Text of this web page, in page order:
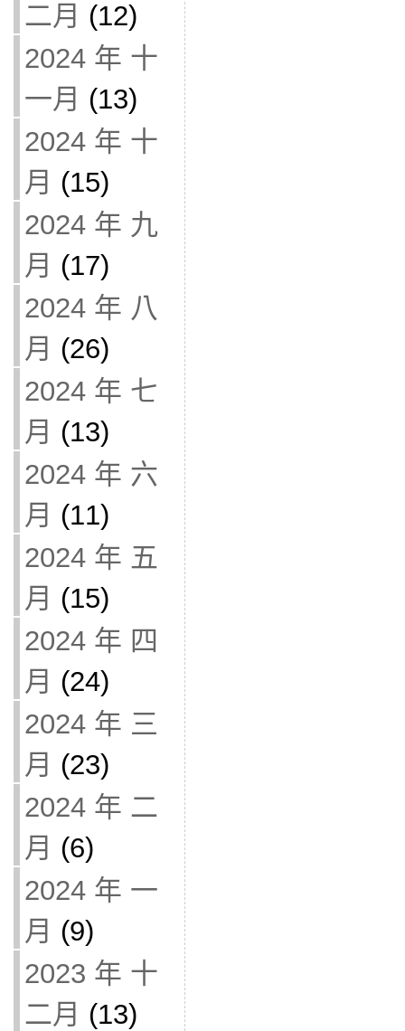
二月 (12)
2024 年 十
一月 (13)
2024 年 十
月 (15)
2024 年 九
月 (17)
2024 年 八
月 (26)
2024 年 七
月 (13)
2024 年 六
月 (11)
2024 年 五
月 (15)
2024 年 四
月 (24)
2024 年 三
月 (23)
2024 年 二
月 (6)
2024 年 一
月 (9)
2023 年 十
二月 (13)